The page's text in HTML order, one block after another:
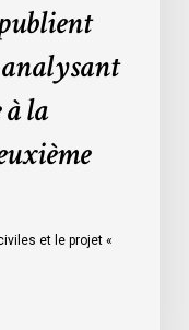
la
et le projet «